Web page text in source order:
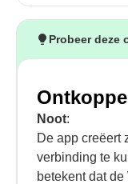
Probeer deze
Noot:
De app creëert
verbinding te
betekent dat